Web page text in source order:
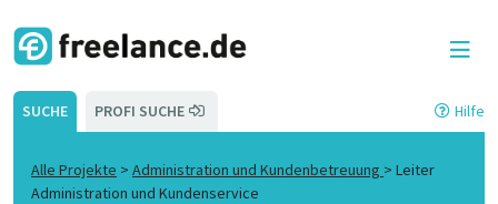
SUCHE PROFI SUCHE Hilfe
Alle Projekte > Administration und Kundenbetreuung > Leiter
Administration und Kundenservice